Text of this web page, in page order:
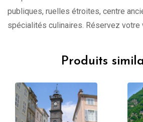
publiques, ruelles étroites, centre
spécialités culinaires. Réservez votre
Produits